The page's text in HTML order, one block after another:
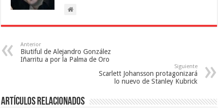
Anterior
Biutiful de Alejandro González
Iñarritu a por la Palma de Oro
Siguiente
Scarlett Johansson protagonizará
lo nuevo de Stanley Kubrick
Artículos relacionados